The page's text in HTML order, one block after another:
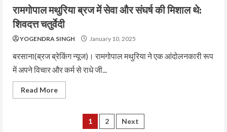
रामगोपाल मथुरिया ब्रज में सेवा और संघर्ष की मिशाल थे:
शिवदत्त चतुर्वेदी
YOGENDRA SINGH January 10, 2025
बरसाना(ब्रज ब्रेकिंग न्यूज)। रामगोपाल मथुरिया ने एक आंदोलनकारी रूप
में अपने विचार और कर्म से राधे जी...
Read More
1 2 Next